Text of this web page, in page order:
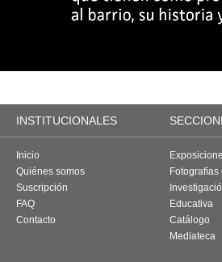
INSTITUCIONALES
Inicio
Quiénes somos
Suscripción
FAQ
Contacto
Fotografías
Educativa
Catálogo
Mediateca